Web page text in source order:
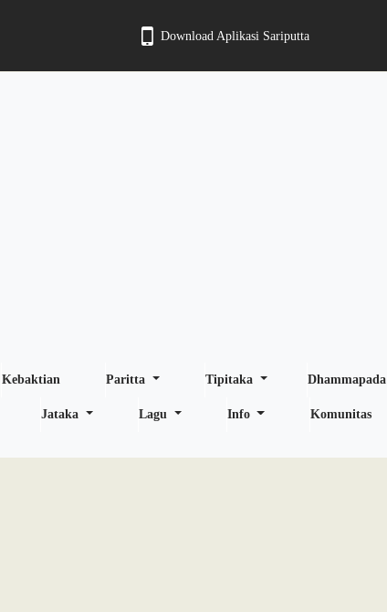
Download Aplikasi Sariputta
Kebaktian Paritta Tipitaka Dhammapada
Jataka Lagu Info Komunitas